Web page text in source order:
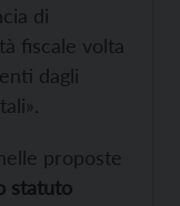
di
fiscale volta
dagli
proposte
statuto